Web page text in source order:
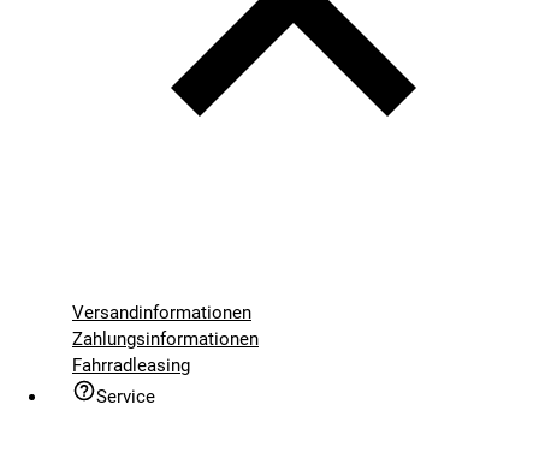
Versandinformationen
Zahlungsinformationen
Fahrradleasing
Service